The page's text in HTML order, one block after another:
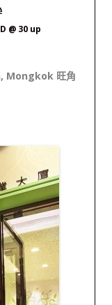
@ 30 up
Mongkok 旺角